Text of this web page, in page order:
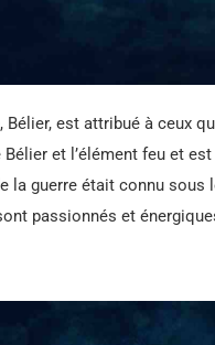
Bélier, est attribué à ceux
et l’élément feu et
la guerre était connu sous
passionnés et